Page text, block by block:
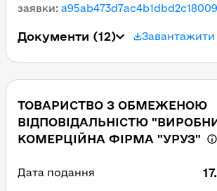
заявки:
Документи (12) Завантажити
ТОВАРИСТВО З ОБМЕЖЕНОЮ
ВІДПОВІДАЛЬНІСТЮ
КОМЕРЦІЙНА ФІРМА "УРУЗ"
Дата подання